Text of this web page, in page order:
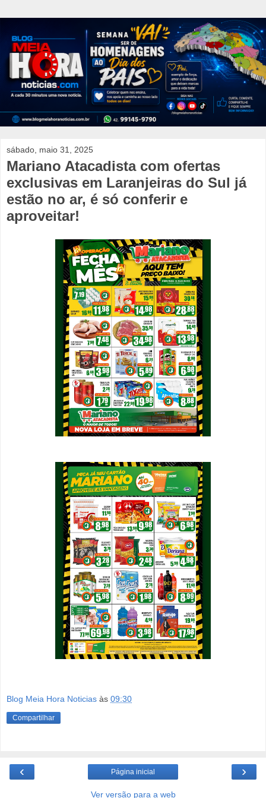
sábado, maio 31, 2025
Mariano Atacadista com ofertas
exclusivas em Laranjeiras do Sul já
estão no ar, é só conferir e
aproveitar!
Blog Meia Hora Noticias às 09:30
Compartilhar
‹ ›
Página inicial
Ver versão para a web